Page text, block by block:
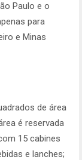
Paulo e o
para
e Minas
de área
é reservada
15 cabines
e lanches;